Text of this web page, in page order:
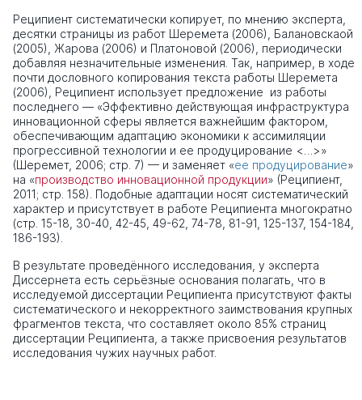
Реципиент систематически копирует, по мнению эксперта,
десятки страницы из работ Шеремета (2006), Балановскаой
(2005), Жарова (2006) и Платоновой (2006), периодически
добавляя незначительные изменения. Так, например, в ходе
почти дословного копирования текста работы Шеремета
(2006), Реципиент использует предложение из работы
последнего — «Эффективно действующая инфраструктура
инновационной сферы является важнейшим фактором,
обеспечивающим адаптацию экономики к ассимиляции
прогрессивной технологии и ее продуцирование <…>»
(Шеремет, 2006; стр. 7) — и заменяет «ее продуцирование»
на «производство инновационной продукции» (Реципиент,
2011; стр. 158). Подобные адаптации носят систематический
характер и присутствует в работе Реципиента многократно
(стр. 15-18, 30-40, 42-45, 49-62, 74-78, 81-91, 125-137, 154-184,
186-193).
В результате проведённого исследования, у эксперта
Диссернета есть серьёзные основания полагать, что в
исследуемой диссертации Реципиента присутствуют факты
систематического и некорректного заимствования крупных
фрагментов текста, что составляет около 85% страниц
диссертации Реципиента, а также присвоения результатов
исследования чужих научных работ.